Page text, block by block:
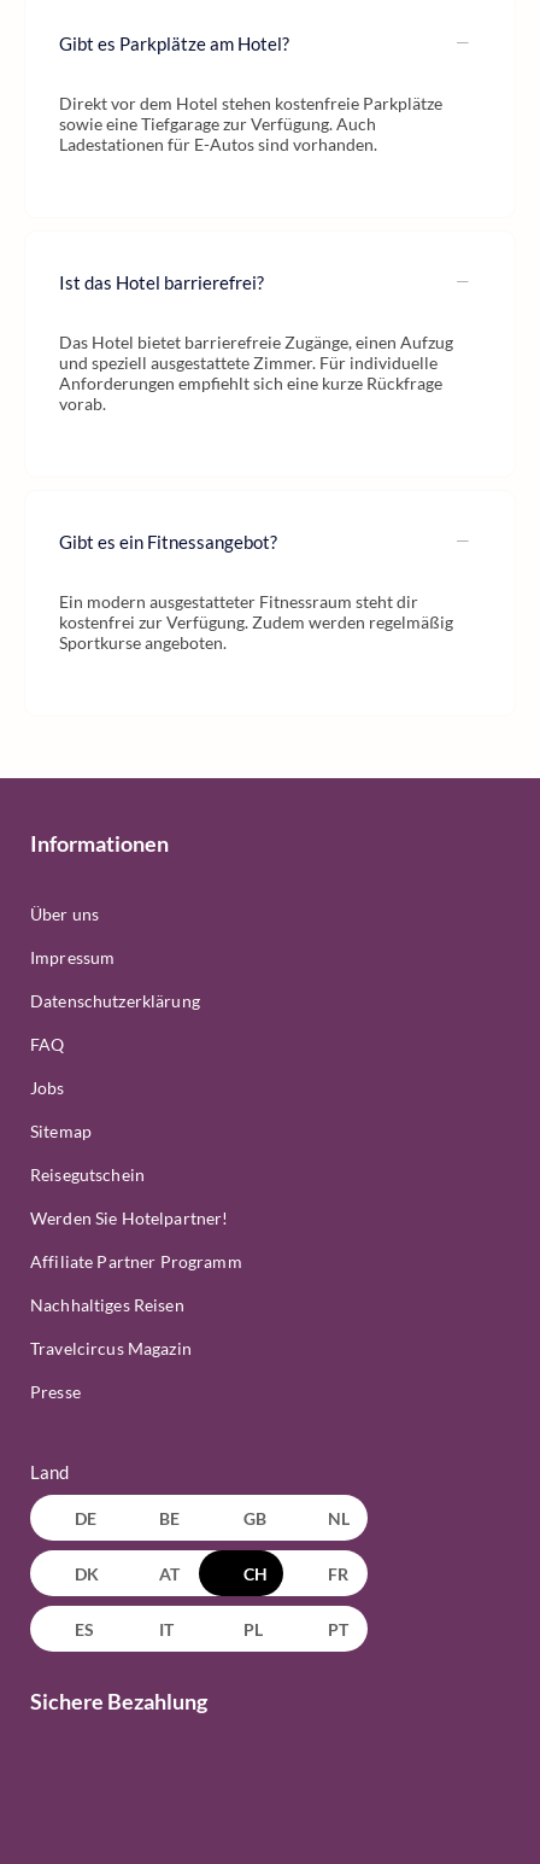
Gibt es Parkplätze am Hotel?
Direkt vor dem Hotel stehen kostenfreie Parkplätze
sowie eine Tiefgarage zur Verfügung. Auch
Ladestationen für E-Autos sind vorhanden.
Ist das Hotel barrierefrei?
Das Hotel bietet barrierefreie Zugänge, einen Aufzug
und speziell ausgestattete Zimmer. Für individuelle
Anforderungen empfiehlt sich eine kurze Rückfrage
vorab.
Gibt es ein Fitnessangebot?
Ein modern ausgestatteter Fitnessraum steht dir
kostenfrei zur Verfügung. Zudem werden regelmäßig
Sportkurse angeboten.
Informationen
Über uns
Impressum
Datenschutzerklärung
FAQ
Jobs
Sitemap
Reisegutschein
Werden Sie Hotelpartner!
Affiliate Partner Programm
Nachhaltiges Reisen
Travelcircus Magazin
Presse
Land
DE BE GB NL
DK AT CH FR
ES IT PL PT
Sichere Bezahlung